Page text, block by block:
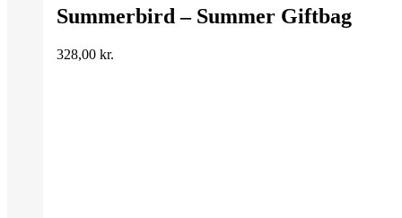
Summerbird – Summer Giftbag
328,00 kr.